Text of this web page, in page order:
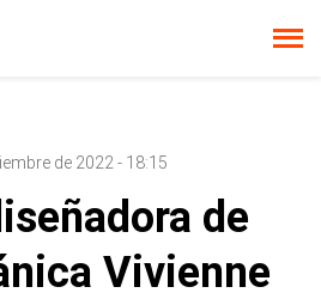
de 2022 - 18:15
de
Vivienne